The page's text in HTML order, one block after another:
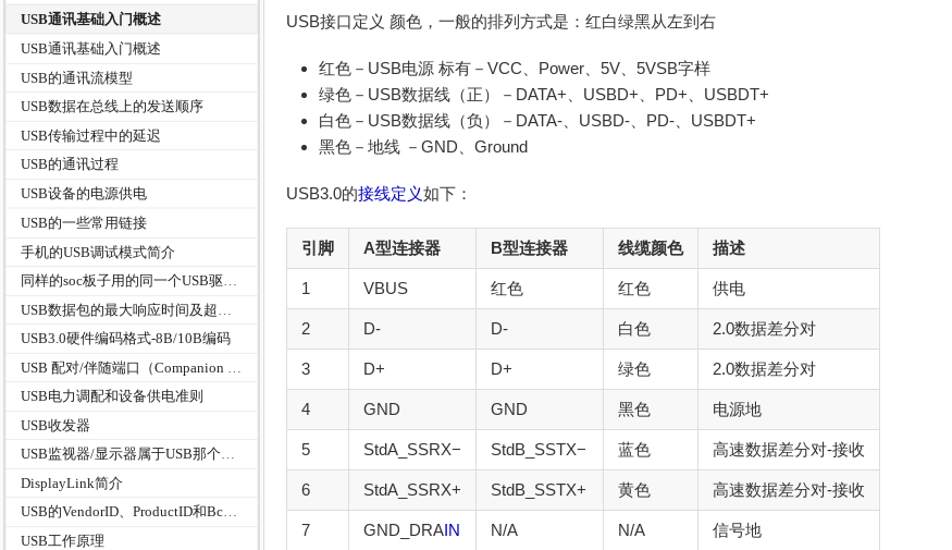
USB通讯基础入门概述
USB通讯基础入门概述
USB的通讯流模型
USB数据在总线上的发送顺序
USB传输过程中的延迟
USB的通讯过程
USB设备的电源供电
USB的一些常用链接
手机的USB调试模式简介
同样的soc板子用的同一个USB驱动设备名称，厂商和产品ID都一样，使用什么方法来区别？
USB3.0硬件编码格式-8B/10B编码
USB电力调配和设备供电准则
USB收发器
USB监视器/显示器属于USB那个分支？
DisplayLink简介
USB的VendorID、ProductID和BcdDevice有什么作用
USB工作原理
USB接口定义 颜色，一般的排列方式是：红白绿黑从左到右
红色－USB电源 标有－VCC、Power、5V、5VSB字样
绿色－USB数据线（正）－DATA+、USBD+、PD+、USBDT+
白色－USB数据线（负）－DATA-、USBD-、PD-、USBDT+
黑色－地线 －GND、Ground
USB3.0的接线定义如下：
引脚 A型连接器 B型连接器 线缆颜色 描述
1 VBUS 红色 红色 供电
2 D- D- 白色 2.0数据差分对
3 D+ D+ 绿色 2.0数据差分对
4 GND GND 黑色 电源地
5 StdA_SSRX− StdB_SSTX− 蓝色 高速数据差分对-接收
6 StdA_SSRX+ StdB_SSTX+ 黄色 高速数据差分对-接收
7 GND_DRAIN N/A N/A 信号地